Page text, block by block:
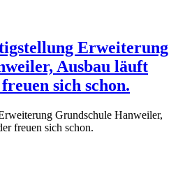
Erweiterung
Ausbau läuft
sich schon.
Grundschule Hanweiler,
freuen sich schon.